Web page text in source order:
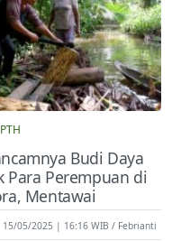
Budi Daya
Para Perempuan di
Mentawai
15/05/2025 | 16:16 WIB Febrianti